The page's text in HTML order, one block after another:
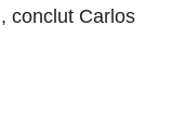
conclut Carlos